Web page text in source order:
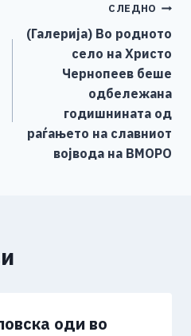
A
p
Li
n
k
СЛЕДНО
(Галерија) Во родното
село на Христо
Чернопеев беше
одбележана
годишнината од
раѓањето на славниот
војвода на ВМОРО
оди во